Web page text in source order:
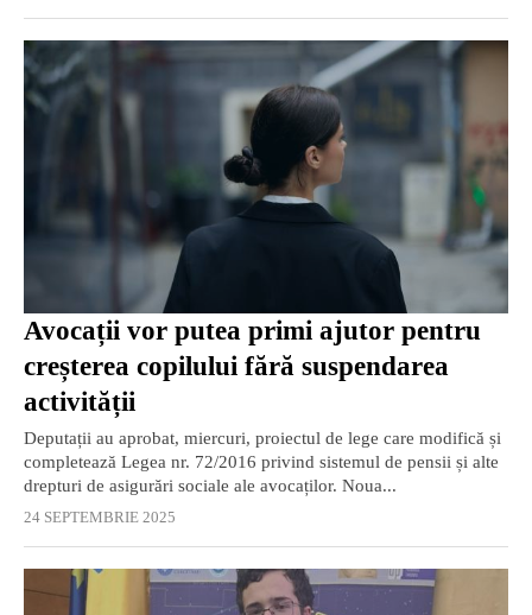
Avocații vor putea primi ajutor pentru
creșterea copilului fără suspendarea
activității
Deputații au aprobat, miercuri, proiectul de lege care modifică și
completează Legea nr. 72/2016 privind sistemul de pensii și alte
drepturi de asigurări sociale ale avocaților. Noua...
24 SEPTEMBRIE 2025